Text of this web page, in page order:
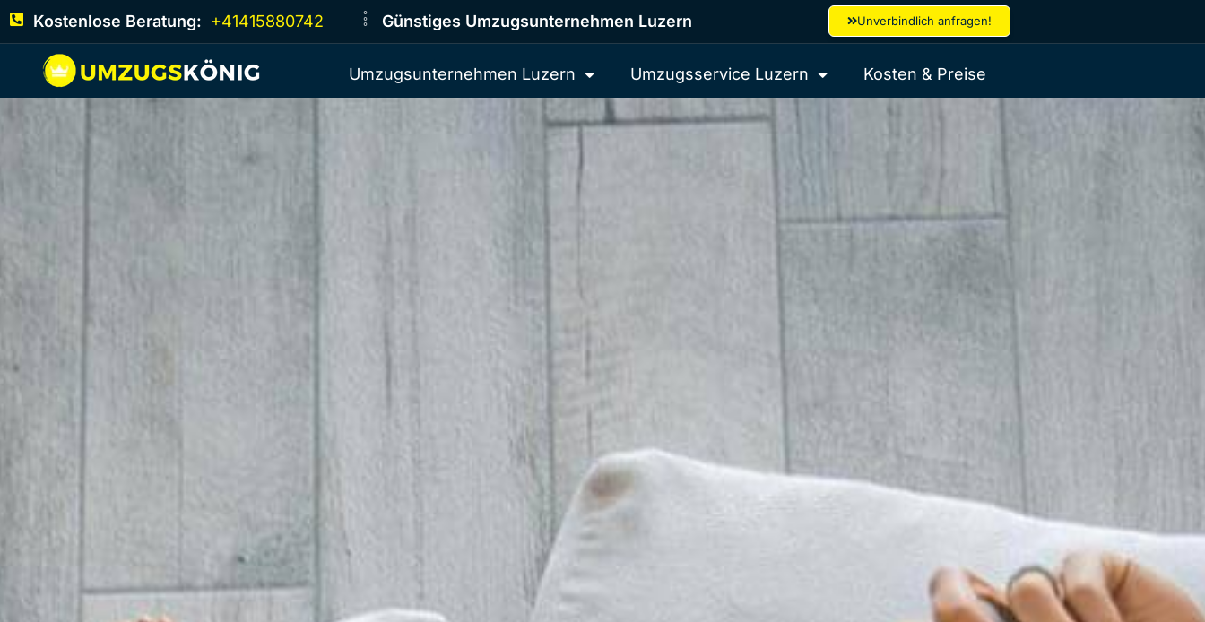
Kostenlose Beratung: +41415880742 Günstiges Umzugsunternehmen Luzern Unverbindlich anfragen!
Umzugsunternehmen Luzern Umzugsservice Luzern Kosten & Preise